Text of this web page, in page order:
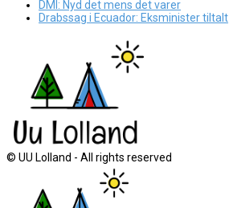
DMI: Nyd det mens det varer
Drabssag i Ecuador: Eksminister tiltalt
© UU Lolland - All rights reserved